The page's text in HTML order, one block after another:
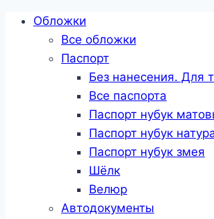
Перейти
содержанию
Обложки
Все обложки
Паспорт
Без нанесения. Для
Все паспорта
Паспорт нубук
Паспорт нубук
Паспорт нубук змея
Шёлк
Велюр
Автодокументы